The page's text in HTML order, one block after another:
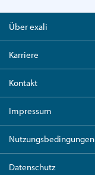
Über exali
Karriere
Kontakt
Impressum
Nutzungsbedingungen
Datenschutz